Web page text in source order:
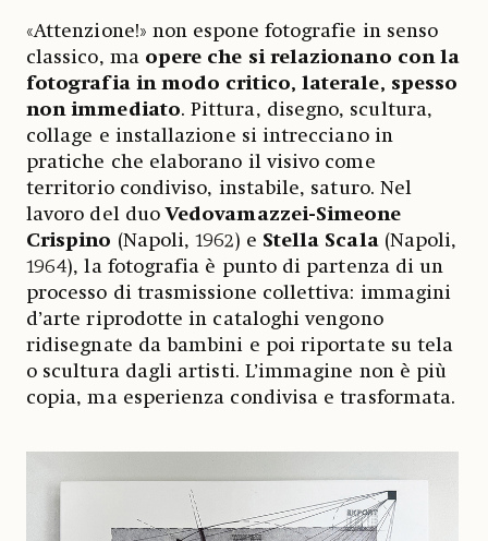
«Attenzione!» non espone fotografie in senso
classico, ma opere che si relazionano con la
fotografia in modo critico, laterale, spesso
non immediato. Pittura, disegno, scultura,
collage e installazione si intrecciano in
pratiche che elaborano il visivo come
territorio condiviso, instabile, saturo. Nel
lavoro del duoVedovamazzei-Simeone
Crispino (Napoli, 1962) e Stella Scala (Napoli,
1964), la fotografia è punto di partenza di un
processo di trasmissione collettiva: immagini
d’arte riprodotte in cataloghi vengono
ridisegnate da bambini e poi riportate su tela
o scultura dagli artisti. L’immagine non è più
copia, ma esperienza condivisa e trasformata.